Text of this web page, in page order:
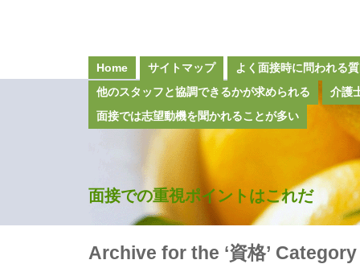
Home サイトマップ
よく面接時に問われる
他のスタッフと協調できるかが求められる
介護
面接では志望動機を聞かれることが多い
面接での重視ポイントはこれだ
Archive for the ‘資格’ Category